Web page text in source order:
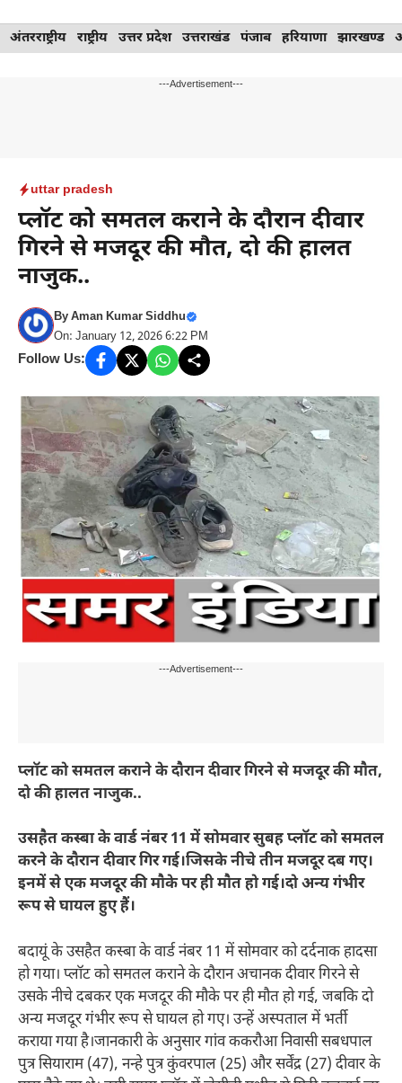
Skip
to
अंतरराष्ट्रीय राष्ट्रीय उत्तर प्रदेश उत्तराखंड पंजाब हरियाणा झारखण्ड
---Advertisement---
uttar pradesh
प्लॉट को समतल कराने के दौरान दीवार
गिरने से मजदूर की मौत, दो की हालत
नाजुक..
ByAman Kumar Siddhu
On: January 12, 2026 6:22 PM
Follow Us:
---Advertisement---
प्लॉट को समतल कराने के दौरान दीवार गिरने से मजदूर की मौत,
दो की हालत नाजुक..
उसहैत कस्बा के वार्ड नंबर 11 में सोमवार सुबह प्लॉट को समतल
करने के दौरान दीवार गिर गई।जिसके नीचे तीन मजदूर दब गए।
इनमें से एक मजदूर की मौके पर ही मौत हो गई।दो अन्य गंभीर
रूप से घायल हुए हैं।
बदायूं के उसहैत कस्बा के वार्ड नंबर 11 में सोमवार को दर्दनाक हादसा
हो गया। प्लॉट को समतल कराने के दौरान अचानक दीवार गिरने से
उसके नीचे दबकर एक मजदूर की मौके पर ही मौत हो गई, जबकि दो
अन्य मजदूर गंभीर रूप से घायल हो गए। उन्हें अस्पताल में भर्ती
कराया गया है।जानकारी के अनुसार गांव ककरौआ निवासी सबधपाल
पुत्र सियाराम (47), नन्हे पुत्र कुंवरपाल (25) और सर्वेंद्र (27) दीवार के